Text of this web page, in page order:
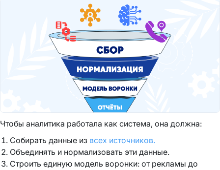
Чтобы аналитика работала как система, она должна:
Собирать данные из всех источников.
Объединять и нормализовать эти данные.
Строить единую модель воронки: от рекламы до